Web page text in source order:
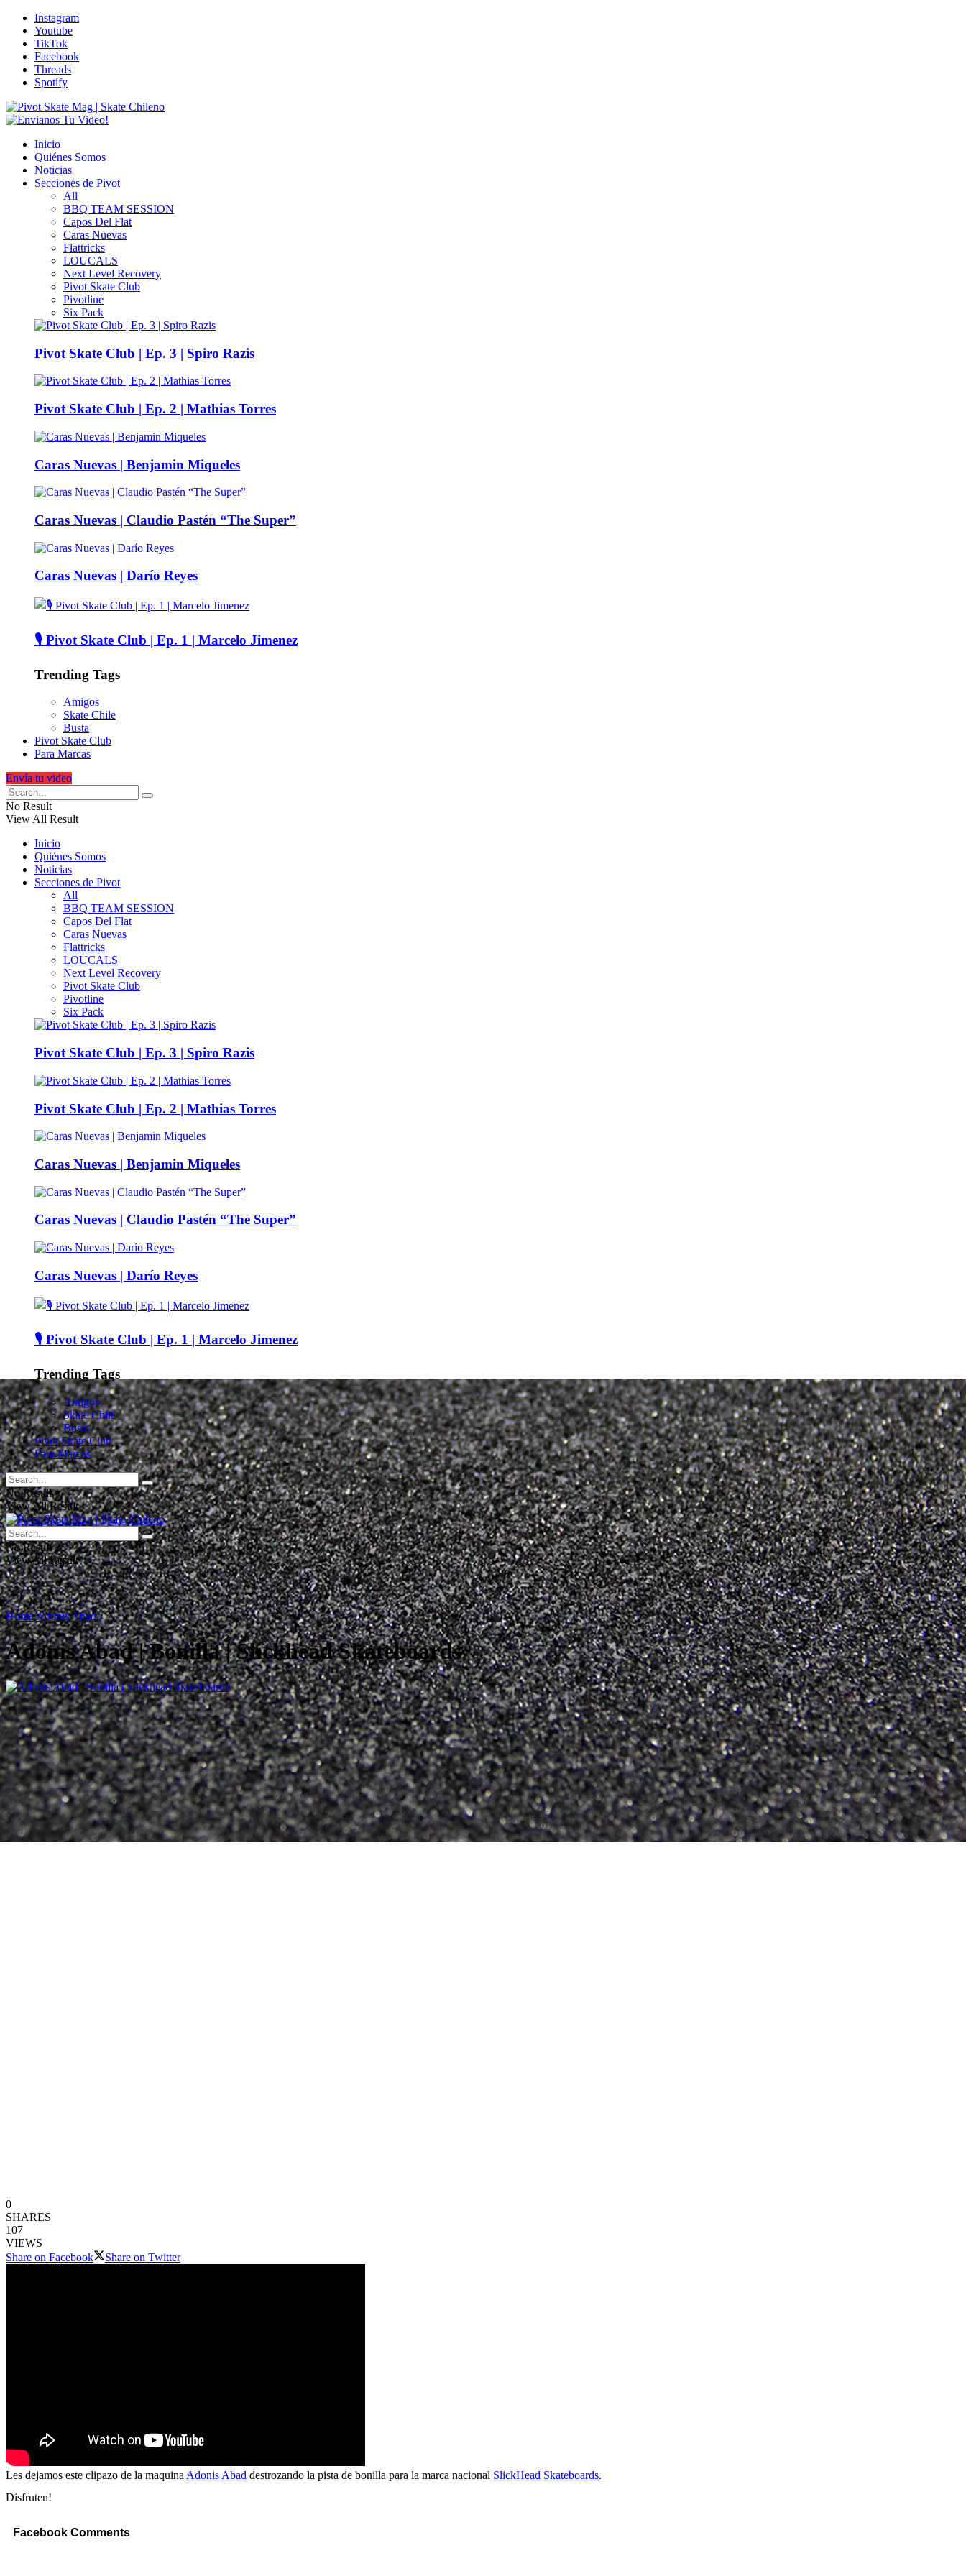
Instagram
Youtube
TikTok
Facebook
Threads
Spotify
Inicio
Quiénes Somos
Noticias
Secciones de Pivot
All
BBQ TEAM SESSION
Capos Del Flat
Caras Nuevas
Flattricks
LOUCALS
Next Level Recovery
Pivot Skate Club
Pivotline
Six Pack
Pivot Skate Club | Ep. 3 | Spiro Razis
Pivot Skate Club | Ep. 2 | Mathias Torres
Caras Nuevas | Benjamin Miqueles
Caras Nuevas | Claudio Pastén “The Super”
Caras Nuevas | Darío Reyes
🎙️ Pivot Skate Club | Ep. 1 | Marcelo Jimenez
Trending Tags
Amigos
Skate Chile
Busta
Pivot Skate Club
Para Marcas
Envía tu video
No Result
View All Result
Inicio
Quiénes Somos
Noticias
Secciones de Pivot
All
BBQ TEAM SESSION
Capos Del Flat
Caras Nuevas
Flattricks
LOUCALS
Next Level Recovery
Pivot Skate Club
Pivotline
Six Pack
Pivot Skate Club | Ep. 3 | Spiro Razis
Pivot Skate Club | Ep. 2 | Mathias Torres
Caras Nuevas | Benjamin Miqueles
Caras Nuevas | Claudio Pastén “The Super”
Caras Nuevas | Darío Reyes
🎙️ Pivot Skate Club | Ep. 1 | Marcelo Jimenez
Trending Tags
Amigos
Skate Chile
Busta
Pivot Skate Club
Para Marcas
No Result
View All Result
No Result
View All Result
HomeAdonis Abad
Adonis Abad | Bonilla | Slickhead Skateboards
0
SHARES
107
VIEWS
Share on Facebook
Share on Twitter
Les dejamos este clipazo de la maquina Adonis Abad destrozando la pista de bonilla para la marca nacional SlickHead Skateboards.
Disfruten!
Facebook Comments